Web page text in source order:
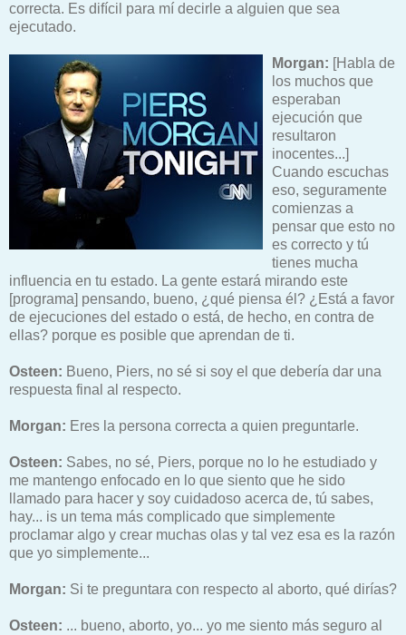
correcta. Es difícil para mí decirle a alguien que sea
ejecutado.
Morgan: [Habla de
los muchos que
esperaban
ejecución que
resultaron
inocentes...]
Cuando escuchas
eso, seguramente
comienzas a
pensar que esto no
es correcto y tú
tienes mucha
influencia en tu estado. La gente estará mirando este
[programa] pensando, bueno, ¿qué piensa él? ¿Está a favor
de ejecuciones del estado o está, de hecho, en contra de
ellas? porque es posible que aprendan de ti.
Osteen: Bueno, Piers, no sé si soy el que debería dar una
respuesta final al respecto.
Morgan: Eres la persona correcta a quien preguntarle.
Osteen: Sabes, no sé, Piers, porque no lo he estudiado y
me mantengo enfocado en lo que siento que he sido
llamado para hacer y soy cuidadoso acerca de, tú sabes,
hay... is un tema más complicado que simplemente
proclamar algo y crear muchas olas y tal vez esa es la razón
que yo simplemente...
Morgan: Si te preguntara con respecto al aborto, qué dirías?
Osteen: ... bueno, aborto, yo... yo me siento más seguro al